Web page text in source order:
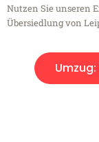
Nutzen Sie unseren
Übersiedlung von
Umzug: